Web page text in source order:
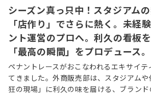
シーズン真っ只中！スタジアム
「店作り」でさらに熱く。未経
ント運営のプロへ。利久の看板
「最高の瞬間」をプロデュース。
ペナントレースがおこなわれるエキサイテ
てきました。外商販売部は、スタジアム
狂の現場」に利久の味を届ける、ブラン